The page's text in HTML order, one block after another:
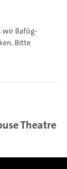
wir Bafög-
Bitte
Theatre